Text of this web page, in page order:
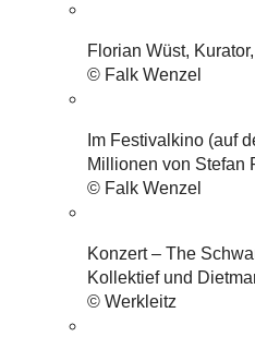
Florian Wüst,
© Falk Wenzel
Im Festivalkino (auf
Millionen von Stefan
© Falk Wenzel
Konzert – The
Kollektief und
© Werkleitz